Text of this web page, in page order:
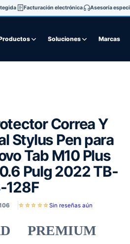
Facturación electrónica Asesoría
Soluciones Marcas
Correa Y
Stylus Pen para
Tab M10 Plus
Pulg 2022 TB-
128F
☆☆☆☆☆Sin reseñas aún
PREMIUM